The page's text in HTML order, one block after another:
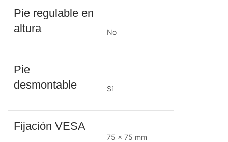
Pie regulable en
altura
No
Pie
desmontable
Sí
Fijación VESA
75 x 75 mm